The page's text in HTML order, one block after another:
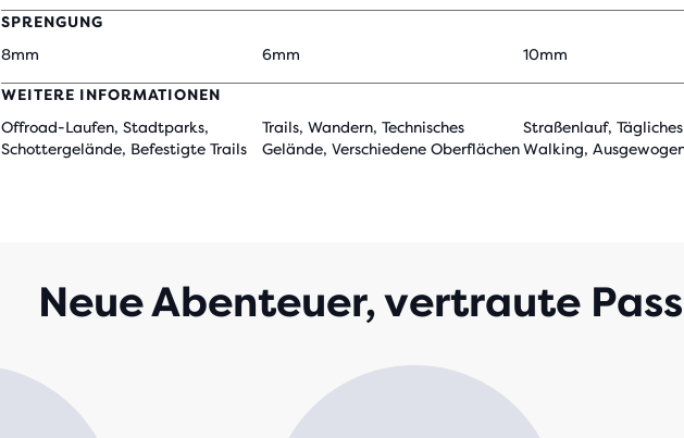
SPRENGUNG
8mm
6mm 10mm
WEITERE INFORMATIONEN
Offroad-Laufen, Stadtparks,
Schottergelände, Befestigte Trails
Trails, Wandern, Technisches
Gelände, Verschiedene Oberflächen
Straßenlauf,
Walking,
Neue Abenteuer, vertraute